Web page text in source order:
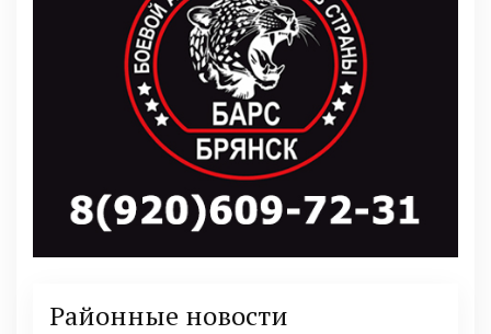
Районные новости